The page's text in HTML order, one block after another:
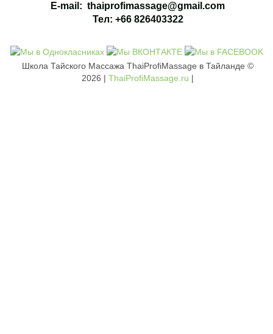
E-mail: thaiprofimassage@gmail.com
Тел: +66 826403322
Школа Тайского Массажа ThaiProfiMassage в Тайланде ©
2026 | ThaiProfiMassage.ru |